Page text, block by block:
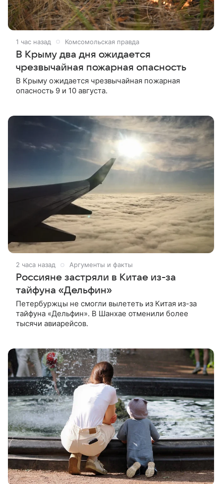
1 час назад Комсомольская правда
В Крыму два дня ожидается
чрезвычайная пожарная опасность
В Крыму ожидается чрезвычайная пожарная
опасность 9 и 10 августа.
2 часа назад Аргументы и факты
Россияне застряли в Китае из-за
тайфуна «Дельфин»
Петербуржцы не смогли вылететь из Китая из-за
тайфуна «Дельфин». В Шанхае отменили более
тысячи авиарейсов.